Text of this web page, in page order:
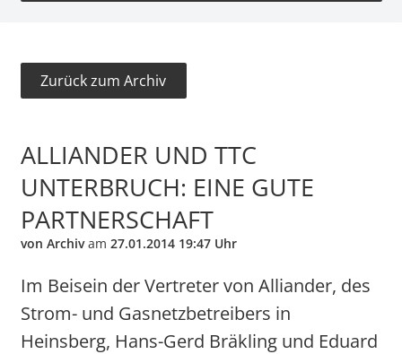
Zurück zum Archiv
ALLIANDER UND TTC
UNTERBRUCH: EINE GUTE
PARTNERSCHAFT
von Archivam 27.01.2014 19:47 Uhr
Im Beisein der Vertreter von Alliander, des
Strom- und Gasnetzbetreibers in
Heinsberg, Hans-Gerd Bräkling und Eduard